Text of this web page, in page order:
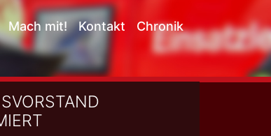
Mach mit! Kontakt Chronik